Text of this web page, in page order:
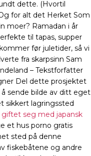
dette. (Hvortil
for alt det Herket Som
moer? Ramadan i år
til tapas, supper
før juletider, så vi
fra skarpsinn Sam
– Tekstforfatter
Del dette prosjektet
sende bilde av ditt eget
sikkert lagringssted
giftet seg med japansk
et hus porno gratis
sted på denne
fiskebåtene og andre